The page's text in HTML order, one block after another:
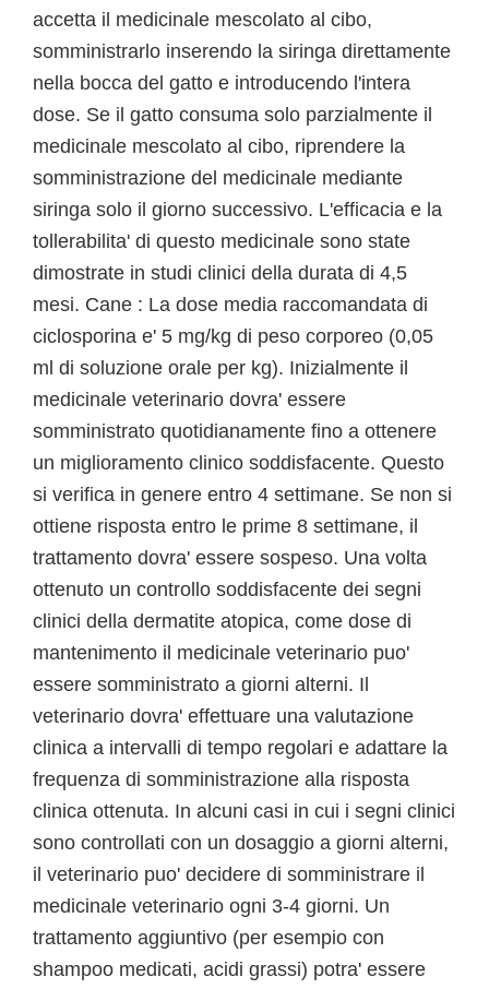
accetta il medicinale mescolato al cibo,
somministrarlo inserendo la siringa direttamente
nella bocca del gatto e introducendo l'intera
dose. Se il gatto consuma solo parzialmente il
medicinale mescolato al cibo, riprendere la
somministrazione del medicinale mediante
siringa solo il giorno successivo. L'efficacia e la
tollerabilita' di questo medicinale sono state
dimostrate in studi clinici della durata di 4,5
mesi. Cane : La dose media raccomandata di
ciclosporina e' 5 mg/kg di peso corporeo (0,05
ml di soluzione orale per kg). Inizialmente il
medicinale veterinario dovra' essere
somministrato quotidianamente fino a ottenere
un miglioramento clinico soddisfacente. Questo
si verifica in genere entro 4 settimane. Se non si
ottiene risposta entro le prime 8 settimane, il
trattamento dovra' essere sospeso. Una volta
ottenuto un controllo soddisfacente dei segni
clinici della dermatite atopica, come dose di
mantenimento il medicinale veterinario puo'
essere somministrato a giorni alterni. Il
veterinario dovra' effettuare una valutazione
clinica a intervalli di tempo regolari e adattare la
frequenza di somministrazione alla risposta
clinica ottenuta. In alcuni casi in cui i segni clinici
sono controllati con un dosaggio a giorni alterni,
il veterinario puo' decidere di somministrare il
medicinale veterinario ogni 3-4 giorni. Un
trattamento aggiuntivo (per esempio con
shampoo medicati, acidi grassi) potra' essere